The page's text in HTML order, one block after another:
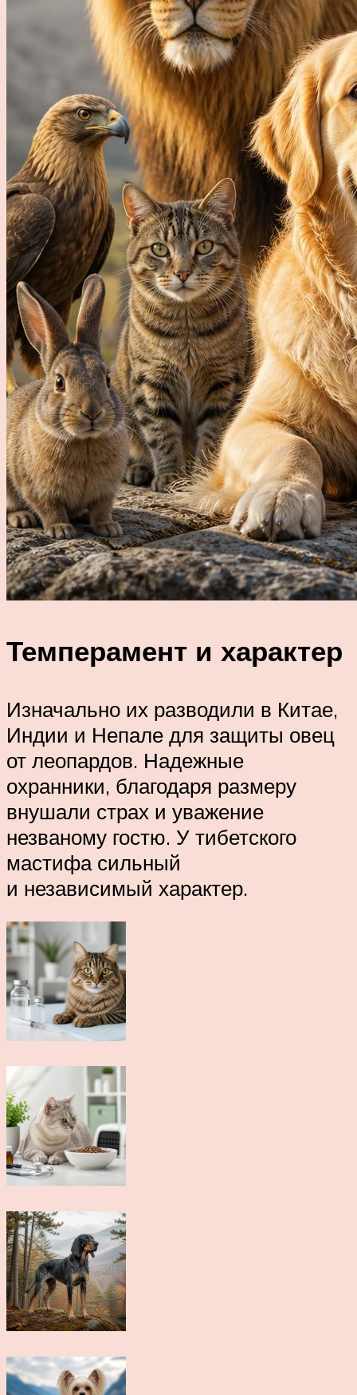
Темперамент и характер
Изначально их разводили в Китае,
Индии и Непале для защиты овец
от леопардов. Надежные
охранники, благодаря размеру
внушали страх и уважение
незваному гостю. У тибетского
мастифа сильный
и независимый характер.